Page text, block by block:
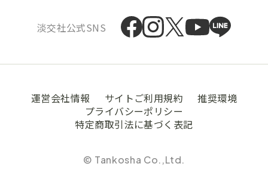
淡交社公式SNS
運営会社情報 サイトご利用規約
推奨環境
プライバシーポリシー
特定商取引法に基づく表記
© Tankosha Co.,Ltd.